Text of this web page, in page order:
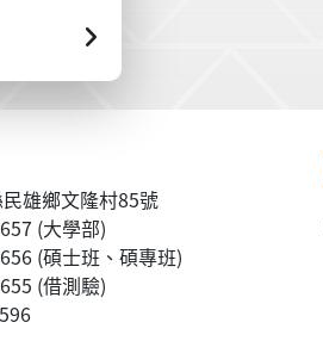
雄鄉文隆村85號
(大學部)
(碩士班、碩專班)
(借測驗)